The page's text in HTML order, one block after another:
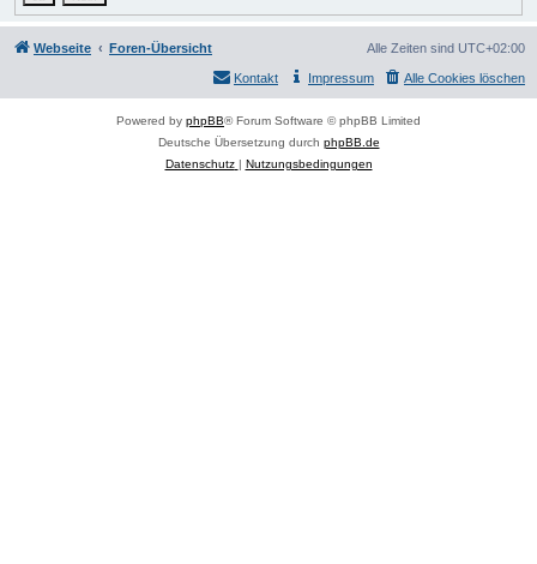
Webseite Foren-Übersicht Alle Zeiten sind UTC+02:00
Alle Cookies löschen
Impressum
Kontakt
Powered by phpBB® Forum Software © phpBB Limited
Deutsche Übersetzung durch phpBB.de
Datenschutz | Nutzungsbedingungen